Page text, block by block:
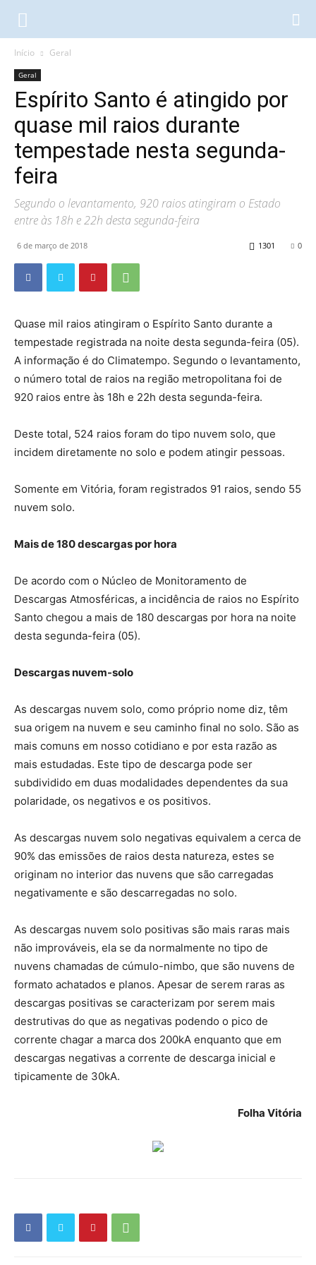
Início Geral
Geral
Espírito Santo é atingido por
quase mil raios durante
tempestade nesta segunda-
feira
Segundo o levantamento, 920 raios atingiram o Estado
entre às 18h e 22h desta segunda-feira
6 de março de 2018 0
1301
Quase mil raios atingiram o Espírito Santo durante a
tempestade registrada na noite desta segunda-feira (05).
A informação é do Climatempo. Segundo o levantamento,
o número total de raios na região metropolitana foi de
920 raios entre às 18h e 22h desta segunda-feira.
Deste total, 524 raios foram do tipo nuvem solo, que
incidem diretamente no solo e podem atingir pessoas.
Somente em Vitória, foram registrados 91 raios, sendo 55
nuvem solo.
Mais de 180 descargas por hora
De acordo com o Núcleo de Monitoramento de
Descargas Atmosféricas, a incidência de raios no Espírito
Santo chegou a mais de 180 descargas por hora na noite
desta segunda-feira (05).
Descargas nuvem-solo
As descargas nuvem solo, como próprio nome diz, têm
sua origem na nuvem e seu caminho final no solo. São as
mais comuns em nosso cotidiano e por esta razão as
mais estudadas. Este tipo de descarga pode ser
subdividido em duas modalidades dependentes da sua
polaridade, os negativos e os positivos.
As descargas nuvem solo negativas equivalem a cerca de
90% das emissões de raios desta natureza, estes se
originam no interior das nuvens que são carregadas
negativamente e são descarregadas no solo.
As descargas nuvem solo positivas são mais raras mais
não improváveis, ela se da normalmente no tipo de
nuvens chamadas de cúmulo-nimbo, que são nuvens de
formato achatados e planos. Apesar de serem raras as
descargas positivas se caracterizam por serem mais
destrutivas do que as negativas podendo o pico de
corrente chagar a marca dos 200kA enquanto que em
descargas negativas a corrente de descarga inicial e
tipicamente de 30kA.
Folha Vitória